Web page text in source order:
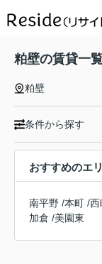
粕壁の賃貸一
粕壁
条件から探す
おすすめのエ
南平野 /本町 /西
加倉 /美園東